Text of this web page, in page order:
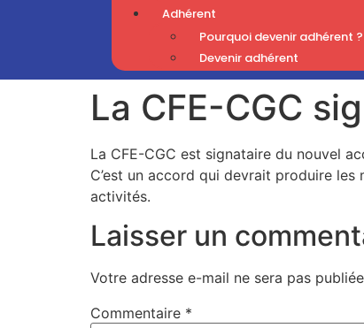
Adhérent
Pourquoi devenir adhérent ?
Devenir adhérent
La CFE-CGC
La CFE-CGC est signataire du nouvel
C’est un accord qui devrait produire
activités.
Laisser un
Votre adresse e-mail ne sera pas
Commentaire *